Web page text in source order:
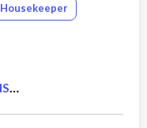
Housekeeper
Info Loker Penjaga Toko – PT INSPIRED SINAR ABADI Area Malang – Tanpa Ijazah Sekolah